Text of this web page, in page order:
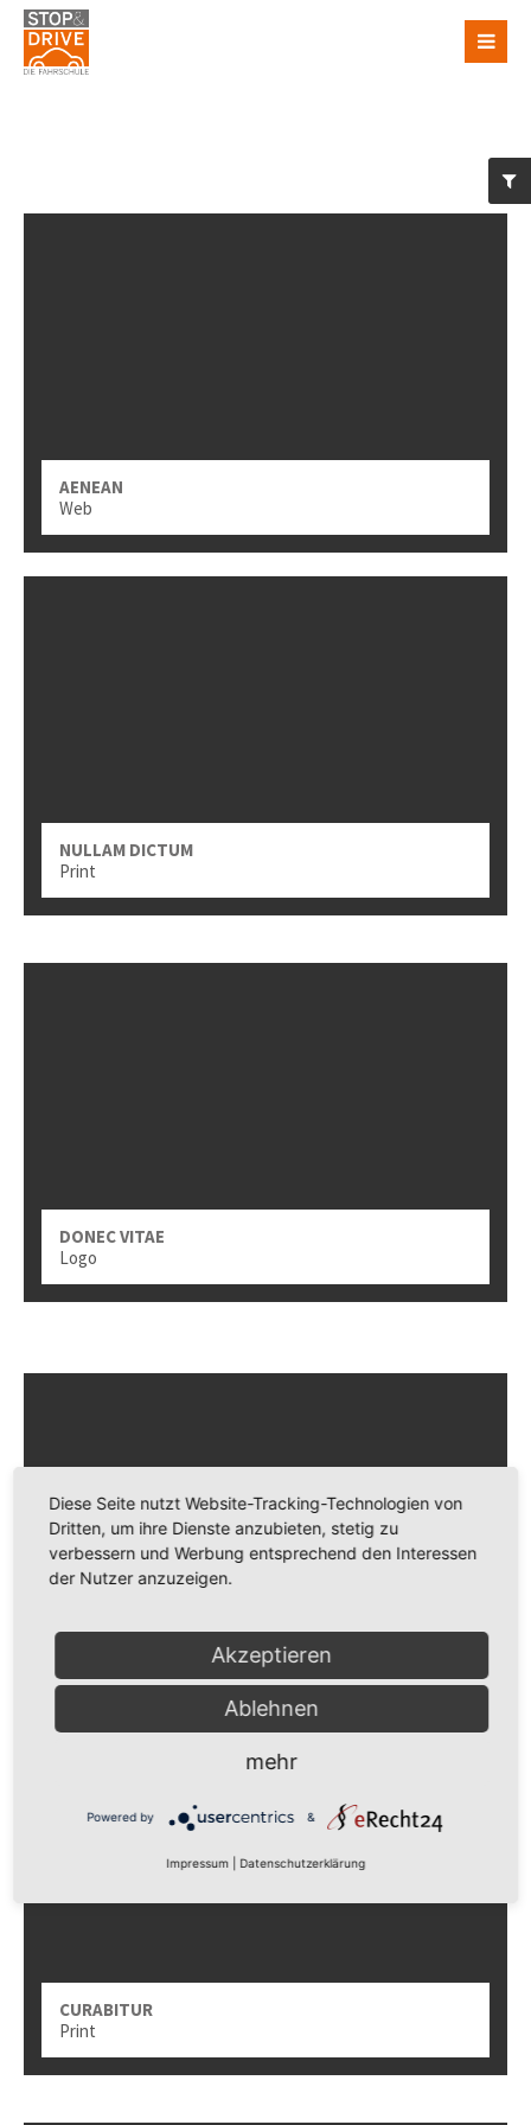
AENEAN
Web
NULLAM DICTUM
Print
DONEC VITAE
Logo
DONEC VITAE
Logo
AENEAN
Web
NULLAM DICTUM
Video
CURABITUR
Print
NULLAM QUIS
Print
Diese Seite nutzt Website-Tracking-Technologien von
Dritten, um ihre Dienste anzubieten, stetig zu
verbessern und Werbung entsprechend den Interessen
der Nutzer anzuzeigen.
Akzeptieren
Ablehnen
mehr
Powered by &
Impressum Datenschutzerklärung